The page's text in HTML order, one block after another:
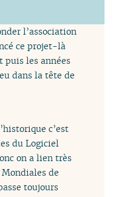
l’association
ce projet-là
puis les années
dans la tête de
c’est
du Logiciel
on a lien très
de
toujours